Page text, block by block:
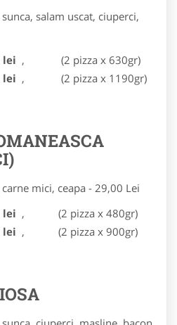
salam uscat, ciuperci,
lei , (2 pizza x 630gr)
lei , (2 pizza x 1190gr)
mici, ceapa - 29,00 Lei
lei ,
(2 pizza x 480gr)
lei , (2 pizza x 900gr)